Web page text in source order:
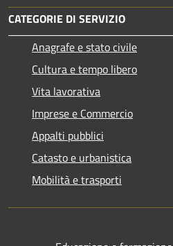
CATEGORIE DI SERVIZIO
Anagrafe e stato civile
Cultura e tempo libero
Vita lavorativa
Imprese e Commercio
Appalti pubblici
Catasto e urbanistica
Mobilità e trasporti